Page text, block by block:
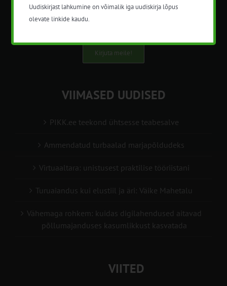
info@pikk.ee
Kirjuta meile!
VIIMASED UUDISED
PIKK.ee teekond ühtsesse teabesalve
Ammendatud turbaalad marjapõldudeks
Virtuaaltara: unistusest praktilise tööriistani
Turuaiandus kui elustiil ja äri: Väike Mahetalu
Vähemaga rohkem: kuidas digilahendused aitavad
põllumajanduses kasumlikkust kasvatada
VIITED
Uudiskirjast lahkumine on võimalik iga uudiskirja lõpus
olevate linkide kaudu.